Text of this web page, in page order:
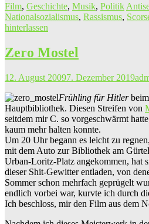
Film, Geschichte, Musik, Politik
Nationalsozialismus, Rassismus,
hinterlassen
Zero Mostel
12. August 20097. Dezember 2019
Frühling für Hitler
Hauptbibliothek. Diesen Streifen von
seitdem mir C. so vorgeschwärmt
kaum mehr halten konnte.
Um 20 Uhr begann es leicht zu
mit dem Auto zur Bibliothek am
Urban-Loritz-Platz angekommen, hat
dieser Shit-Gewitter entladen, von
Sommer schon mehrfach geprügelt
endlich vorbei war, kurvte ich durch
Ich beschloss, mir den Film aus dem